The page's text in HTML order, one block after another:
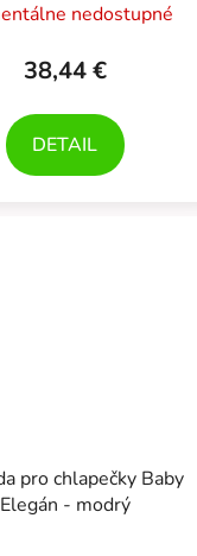
nedostupné
38,44 €
DETAIL
pro chlapečky Baby
Elegán - modrý